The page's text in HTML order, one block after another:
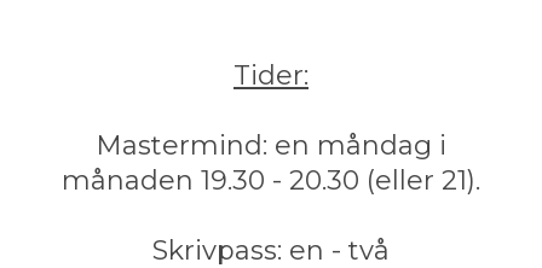
Tider:
Mastermind: en måndag i
månaden 19.30 - 20.30 (eller 21).
Skrivpass: en - två